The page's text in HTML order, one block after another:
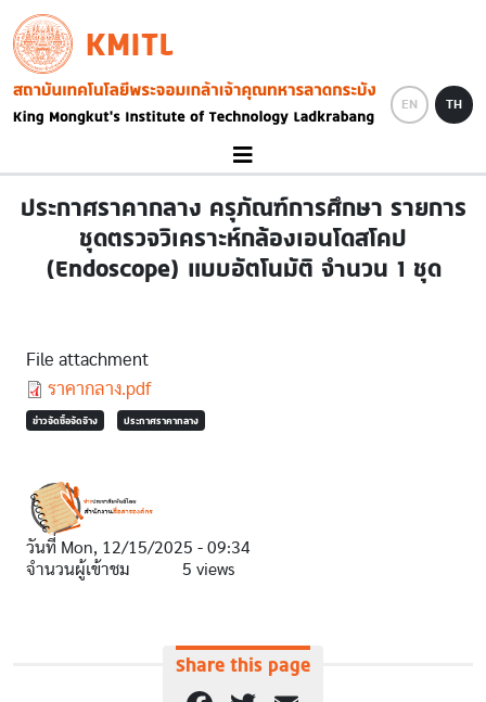
Skip to main content
KMITL
Image
EN TH
ประกาศราคากลาง ครุภัณฑ์การศึกษา รายการ
ชุดตรวจวิเคราะห์กล้องเอนโดสโคป
(Endoscope) แบบอัตโนมัติ จำนวน 1 ชุด
File attachment
Document
ราคากลาง.pdf
ข่าวจัดซื้อจัดจ้าง ประกาศราคากลาง
วันที่ Mon, 12/15/2025 - 09:34
จำนวนผู้เข้าชม
5 views
Share this page